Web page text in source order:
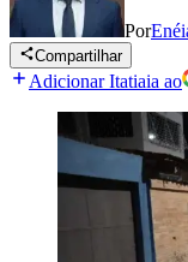
Por
Compartilhar
Adicionar Itatiaia ao